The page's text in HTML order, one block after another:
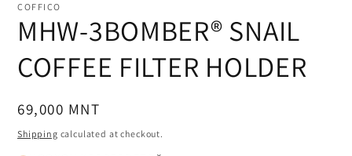
COFFICO
MHW-3BOMBER® SNAIL
COFFEE FILTER HOLDER
Regular
price
69,000 MNT
Shipping calculated at checkout.